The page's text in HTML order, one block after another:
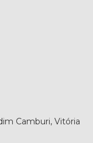
Camburi, Vitória